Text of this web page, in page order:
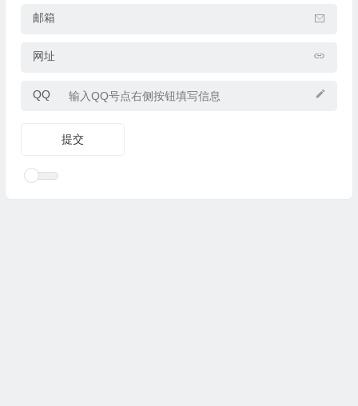
邮箱
网址
QQ